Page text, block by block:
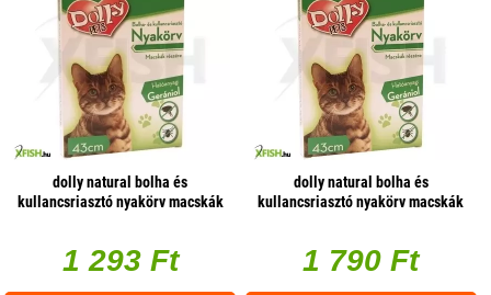
dolly natural bolha és
kullancsriasztó nyakörv macskák
1 293 Ft
dolly natural bolha és
kullancsriasztó nyakörv macskák
1 790 Ft